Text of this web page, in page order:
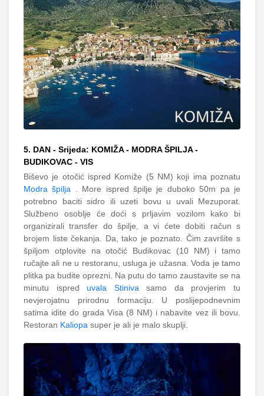
5. DAN - Srijeda: KOMIŽA - MODRA ŠPILJA -
BUDIKOVAC - VIS
Biševo je otočić ispred Komiže (5 NM) koji ima poznatu
Modra špilja
. More ispred špilje je duboko 50m pa je
potrebno baciti sidro ili uzeti bovu u uvali Mezuporat.
Službeno osoblje će doći s prljavim vozilom kako bi
organizirali transfer do špilje, a vi ćete dobiti račun s
brojem liste čekanja. Da, tako je poznato. Čim završite s
špiljom otplovite na otočić Budikovac (10 NM) i tamo
ručajte ali ne u restoranu, usluga je užasna. Voda je tamo
plitka pa budite oprezni. Na putu do tamo zaustavite se na
minutu ispred uvala Stinivasamo da provjerim tu
nevjerojatnu prirodnu formaciju. U poslijepodnevnim
satima idite do grada Visa (8 NM) i nabavite vez ili bovu.
Restoran Kaliopa super je ali je malo skuplji.